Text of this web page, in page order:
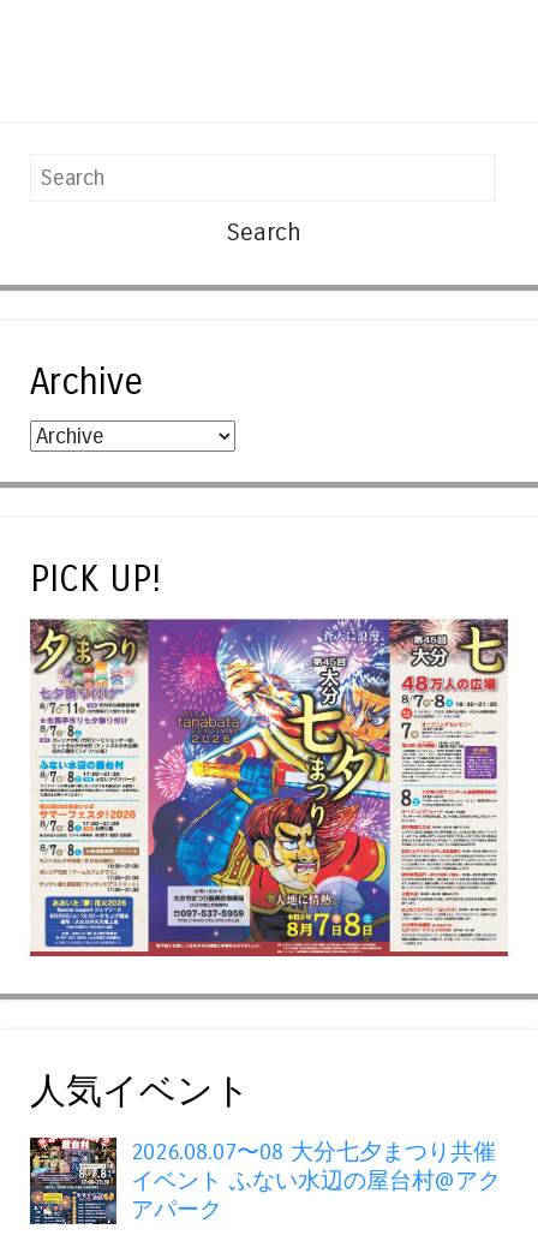
Search
Archive
PICK UP!
人気イベント
2026.08.07〜08 大分七夕まつり共催
イベント ふない水辺の屋台村@アク
アパーク